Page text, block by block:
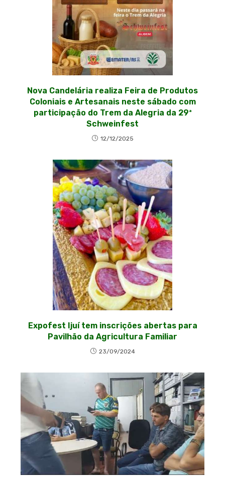
Nova Candelária realiza Feira de Produtos
Coloniais e Artesanais neste sábado com
participação do Trem da Alegria da 29ª
Schweinfest
12/12/2025
Expofest Ijuí tem inscrições abertas para
Pavilhão da Agricultura Familiar
23/09/2024